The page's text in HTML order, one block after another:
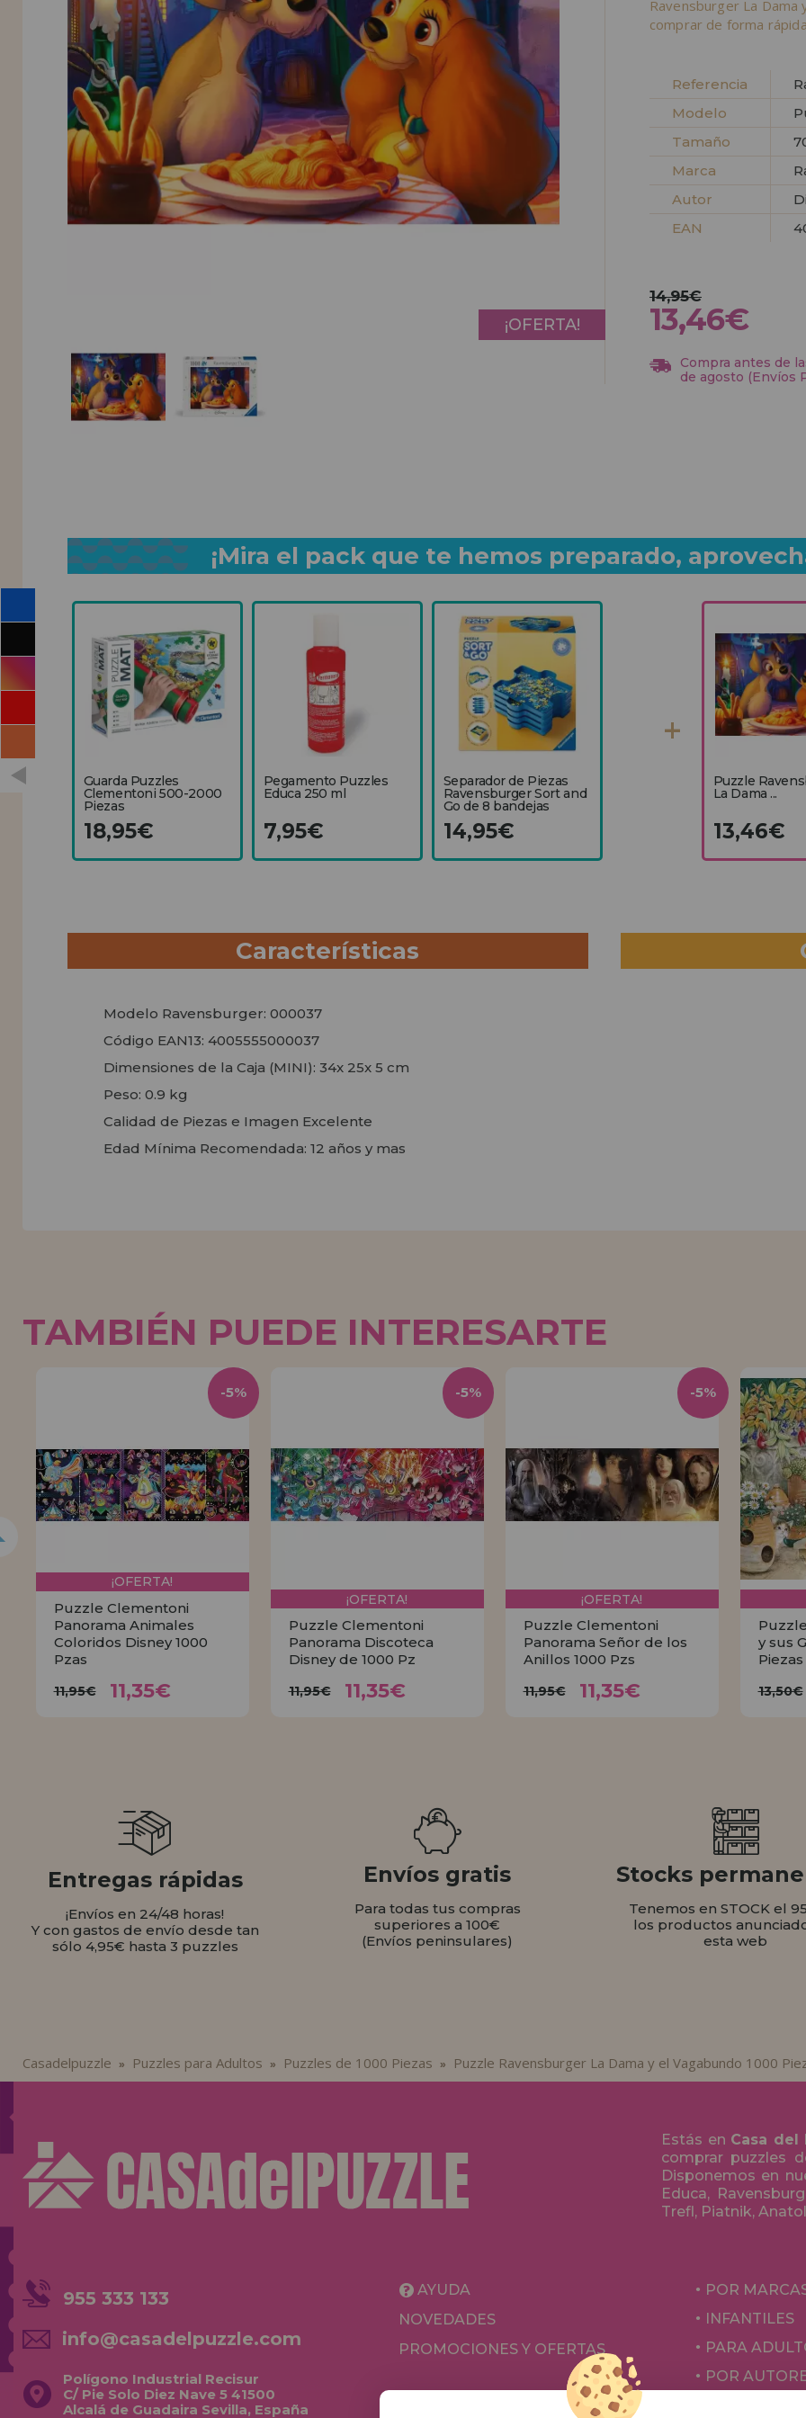
INFORMACIÓN
955 333 133
info@casadelpuzzle.com
Ravensburger La Dama
comprar de forma
Referencia
Modelo
Tamaño
Marca
Autor
EAN
¡OFERTA!
14,95€
13,46€
Compra antes de
de agosto (Envíos
¡Mira el pack que te hemos preparado,
Guarda Puzzles
Clementoni 500-2000
Piezas
18,95€
Pegamento Puzzles
Educa 250 ml
7,95€
Separador de Piezas
Ravensburger Sort and
Go de 8 bandejas
14,95€
Puzzle
La Dama ...
13,46€
Características
Modelo Ravensburger: 000037
Código EAN13: 4005555000037
Dimensiones de la Caja (MINI): 34x 25x 5 cm
Peso: 0.9 kg
Calidad de Piezas e Imagen Excelente
Edad Mínima Recomendada: 12 años y mas
TAMBIÉN PUEDE INTERESARTE
¡OFERTA!
Puzzle Clementoni
Panorama Animales
Coloridos Disney 1000
Pzas
11,95€ 11,35€
-5%
¡OFERTA!
Puzzle Clementoni
Panorama Discoteca
Disney de 1000 Pz
11,95€ 11,35€
-5%
¡OFERTA!
Puzzle Clementoni
Panorama Señor de los
Anillos 1000 Pzs
11,95€ 11,35€
-5%
y sus
Piezas
13,50€
Entregas rápidas
¡Envíos en 24/48 horas!
Y con gastos de envío desde tan
sólo 4,95€ hasta 3 puzzles
Envíos gratis
Para todas tus compras
superiores a 100€
(Envíos peninsulares)
Stocks
Tenemos en STOCK el
los productos
esta web
Casadelpuzzle » Puzzles para Adultos » Puzzles de 1000 Piezas » Puzzle Ravensburger La Dama y el Vagabundo 1000
Estás en Casa del
comprar puzzles
Disponemos en
Educa,
Trefl, Piatnik,
955 333 133
info@casadelpuzzle.com
Polígono Industrial Recisur
C/ Pie Solo Diez Nave 5 41500
Alcalá de Guadaira Sevilla, España
AYUDA
NOVEDADES
PROMOCIONES Y OFERTAS
POR
INFANTILES
PARA
POR